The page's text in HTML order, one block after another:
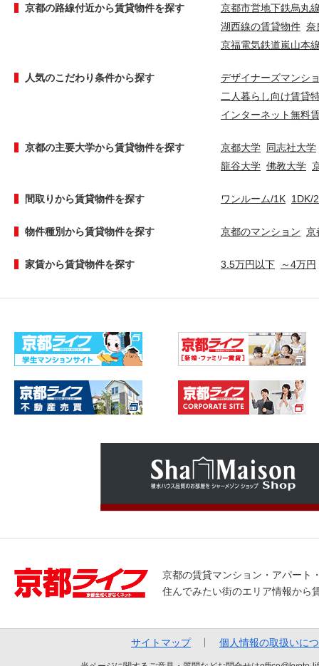
京都の路線付近から賃貸物件を探す
京都市営地下鉄烏丸
湖西線の賃貸物件 奈
京福電気鉄道嵐山本
人気のこだわり条件から探す
デザイナーズマンシ
二人暮らし向け賃貸
インターネット無料
京都の主要大学から賃貸物件を探す 京都大学 同志社大学
龍谷大学 佛教大学
間取りから賃貸物件を探す ワンルーム/1K 1DK/
物件種別から賃貸物件を探す 京都のマンション 京
家賃から賃貸物件を探す 3.5万円以下 ～4万円
京都の賃貸マンション・アパート
住んでみたい街のエリア情報から
サイトマップ 個人情報の取扱いに